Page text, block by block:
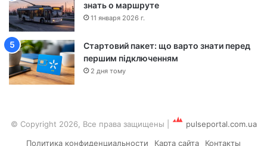
ы
знать о маршруте
11 января 2026 г.
Стартовий пакет: що варто знати перед
першим підключенням
2 дня тому
© Copyright 2026, Все права защищены
pulseportal.com.ua
Политика конфиденциальности
Карта сайта Контакты